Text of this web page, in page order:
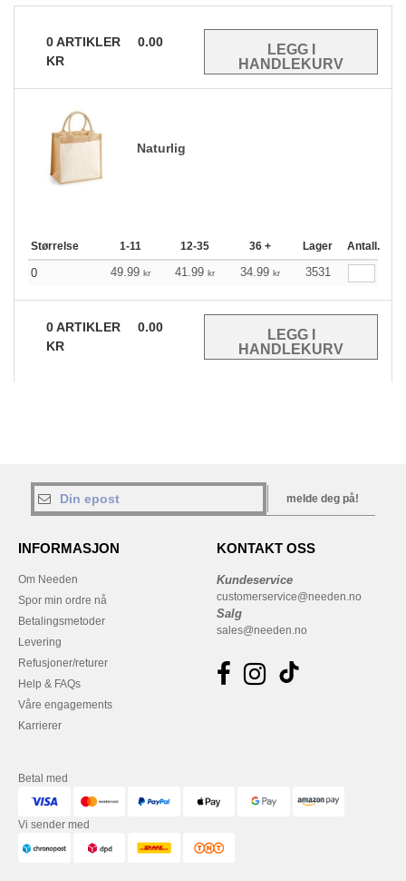
0ARTIKLER
0.00
KR
Naturlig
Størrelse 1-11 12-35 36 + Lager Antall.
0 49.99 kr 41.99 kr 34.99 kr 3531
0ARTIKLER
0.00
KR
melde deg på!
INFORMASJON
Om Needen
Spor min ordre nå
Betalingsmetoder
Levering
Refusjoner/returer
Help & FAQs
Våre engagements
Karrierer
KONTAKT OSS
Kundeservice
customerservice@needen.no
Salg
sales@needen.no
Betal med
Vi sender med